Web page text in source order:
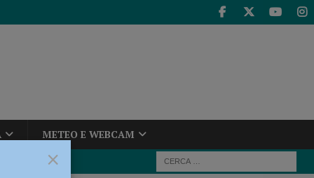
METEO E WEBCAM
×